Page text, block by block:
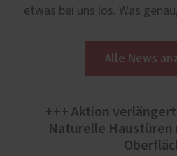
etwas bei uns los. Was
Alle News
+++ Aktion
Naturelle